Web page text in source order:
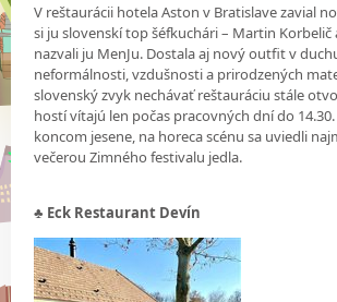
V reštaurácii hotela Aston v Bratislave zavial
si ju slovenskí top šéfkuchári – Martin Korbelič
nazvali ju MenJu. Dostala aj nový outfit v
neformálnosti, vzdušnosti a prirodzených
slovenský zvyk nechávať reštauráciu stále
hostí vítajú len počas pracovných dní do
koncom jesene, na horeca scénu sa uviedli
večerou Zimného festivalu jedla.
♣ Eck Restaurant Devín